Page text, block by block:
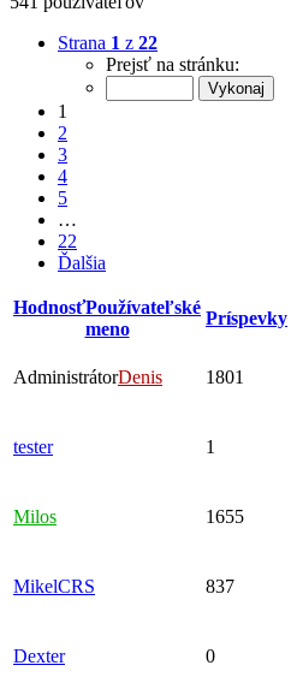
Strana 1 z 22
Prejsť na stránku:
1
2
3
4
5
…
22
Ďalšia
HodnosťPoužívateľské
meno
Príspevky
AdministrátorDenis 1801
tester 1
Milos 1655
MikelCRS 837
Dexter 0